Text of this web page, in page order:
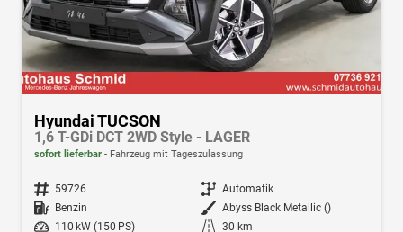
Hyundai TUCSON
1,6 T-GDi DCT 2WD Style - LAGER
sofort lieferbar Fahrzeug mit Tageszulassung
Fahrzeugnr. 59726 Getriebe Automatik
Kraftstoff Benzin Außenfarbe Abyss Black Metallic ()
Leistung
110 kW (150 PS) Kilometerstand 30 km